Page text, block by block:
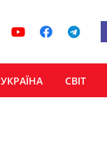
УКРАЇНА СВІТ